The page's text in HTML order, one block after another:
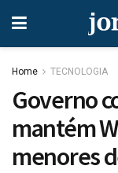
Home TECNOLOGIA
Governo
mantém
menores